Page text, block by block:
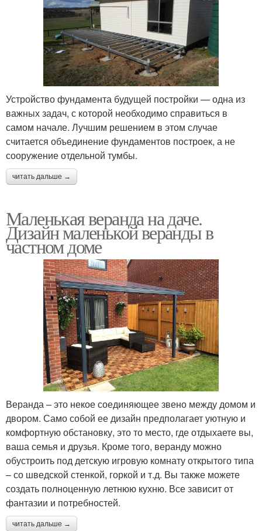
Устройство фундамента будущей постройки — одна из
важных задач, с которой необходимо справиться в
самом начале. Лучшим решением в этом случае
считается объединение фундаментов построек, а не
сооружение отдельной тумбы.
читать дальше →
Маленькая веранда на даче.
Дизайн маленькой веранды в
частном доме
Веранда – это некое соединяющее звено между домом и
двором. Само собой ее дизайн предполагает уютную и
комфортную обстановку, это то место, где отдыхаете вы,
ваша семья и друзья. Кроме того, веранду можно
обустроить под детскую игровую комнату открытого типа
– со шведской стенкой, горкой и т.д. Вы также можете
создать полноценную летнюю кухню. Все зависит от
фантазии и потребностей.
читать дальше →